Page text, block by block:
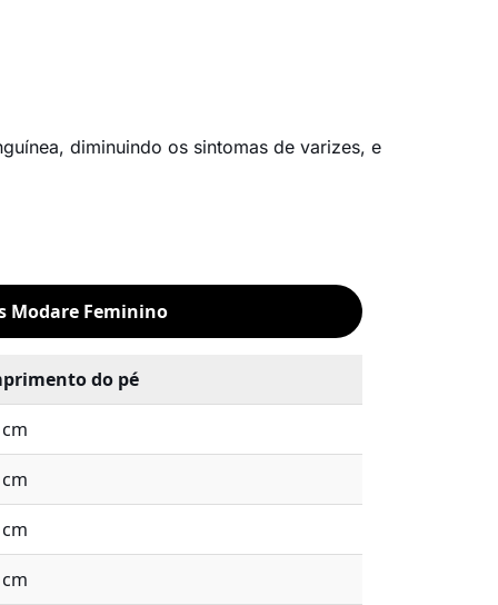
diminuindo os sintomas de varizes, e
Modare Feminino
do pé